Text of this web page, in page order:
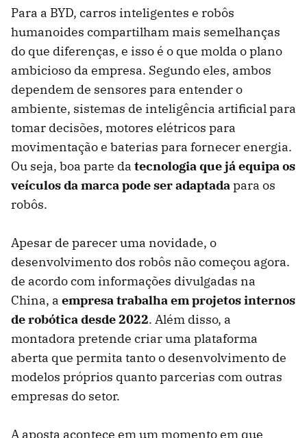
Para a BYD, carros inteligentes e robôs
humanoides compartilham mais semelhanças
do que diferenças, e isso é o que molda o plano
ambicioso da empresa. Segundo eles, ambos
dependem de sensores para entender o
ambiente, sistemas de inteligência artificial para
tomar decisões, motores elétricos para
movimentação e baterias para fornecer energia.
Ou seja, boa parte da tecnologia que já equipa os
veículos da marca pode ser adaptadapara os
robôs.
Apesar de parecer uma novidade, o
desenvolvimento dos robôs não começou agora.
de acordo com informações divulgadas na
China, a empresa trabalha em projetos internos
de robótica desde 2022. Além disso, a
montadora pretende criar uma plataforma
aberta que permita tanto o desenvolvimento de
modelos próprios quanto parcerias com outras
empresas do setor.
A aposta acontece em um momento em que